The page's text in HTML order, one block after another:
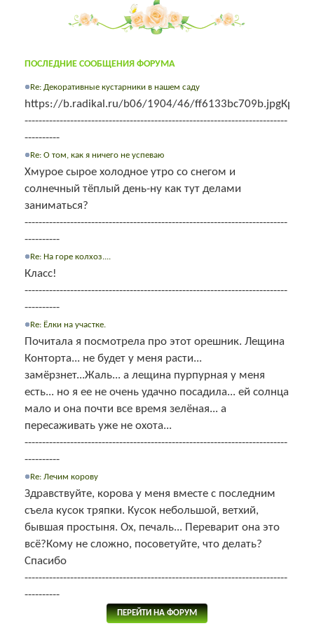
ПОСЛЕДНИЕ СООБЩЕНИЯ ФОРУМА
Re: Декоративные кустарники в нашем саду
https://b.radikal.ru/b06/1904/46/
---------------------------------------------------------------------------
----------
Re: О том, как я ничего не успеваю
Хмурое сырое холодное утро со снегом и
солнечный тёплый день-ну как тут делами
заниматься?
---------------------------------------------------------------------------
----------
Re: На горе колхоз....
Класс!
---------------------------------------------------------------------------
----------
Re: Ёлки на участке.
Почитала я посмотрела про этот орешник. Лещина
Конторта... не будет у меня расти...
замёрзнет...Жаль... а лещина пурпурная у меня
есть... но я ее не очень удачно посадила... ей солнца
мало и она почти все время зелёная... а
пересаживать уже не охота...
---------------------------------------------------------------------------
----------
Re: Лечим корову
Здравствуйте, корова у меня вместе с последним
съела кусок тряпки. Кусок небольшой, ветхий,
бывшая простыня. Ох, печаль... Переварит она это
всё?Кому не сложно, посоветуйте, что делать?
Спасибо
---------------------------------------------------------------------------
----------
ПЕРЕЙТИ НА ФОРУМ